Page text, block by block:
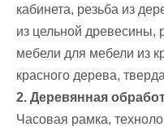
кабинета, резьба из
из цельной древесины,
мебели для мебели из
красного дерева,
2. Деревянная
Часовая рамка,